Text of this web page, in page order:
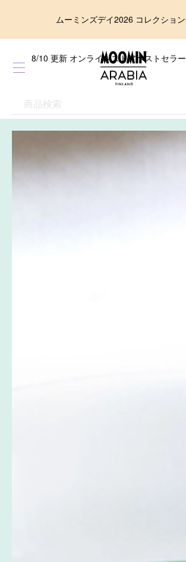
ムーミンズデイ2026 コレクショ
8/10 更新 オンラインストアベストセラ